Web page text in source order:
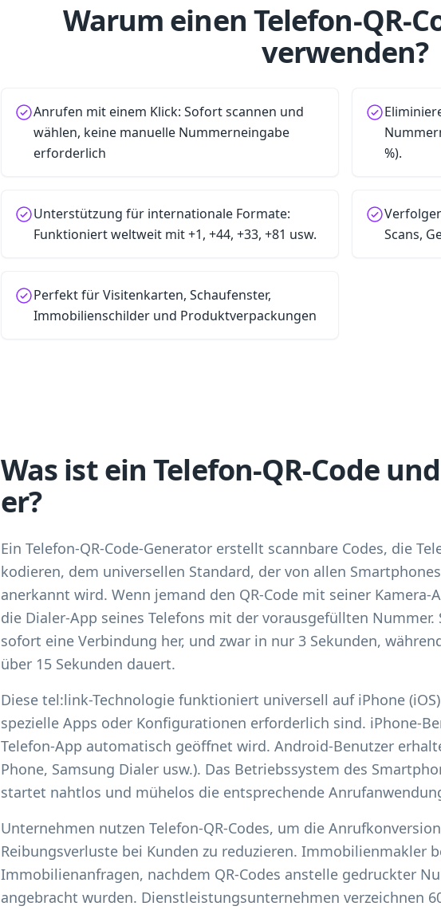
Warum einen Telefon-QR-
verwenden?
Anrufen mit einem Klick: Sofort scannen und
wählen, keine manuelle Nummerneingabe
erforderlich
%).
Unterstützung für internationale Formate:
Funktioniert weltweit mit +1, +44, +33, +81 usw.
Scans,
Perfekt für Visitenkarten, Schaufenster,
Immobilienschilder und Produktverpackungen
Was ist ein Telefon-QR-Code
er?
Ein Telefon-QR-Code-Generator erstellt scannbare Codes, die
kodieren, dem universellen Standard, der von allen
anerkannt wird. Wenn jemand den QR-Code mit seiner
die Dialer-App seines Telefons mit der vorausgefüllten Nummer.
sofort eine Verbindung her, und zwar in nur 3 Sekunden,
über 15 Sekunden dauert.
Diese tel:link-Technologie funktioniert universell auf iPhone
spezielle Apps oder Konfigurationen erforderlich sind. iPhone-
Telefon-App automatisch geöffnet wird. Android-Benutzer
Phone, Samsung Dialer usw.). Das Betriebssystem des
startet nahtlos und mühelos die entsprechende
Unternehmen nutzen Telefon-QR-Codes, um die
Reibungsverluste bei Kunden zu reduzieren. Immobilienmakler
Immobilienanfragen, nachdem QR-Codes anstelle gedruckter
angebracht wurden. Dienstleistungsunternehmen verzeichnen